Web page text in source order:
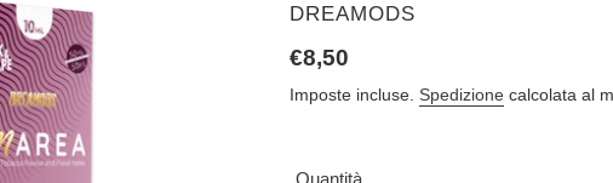
VENDITORE
DREAMODS
Prezzo
di
€8,50
Imposte incluse. Spedizione calcolata al